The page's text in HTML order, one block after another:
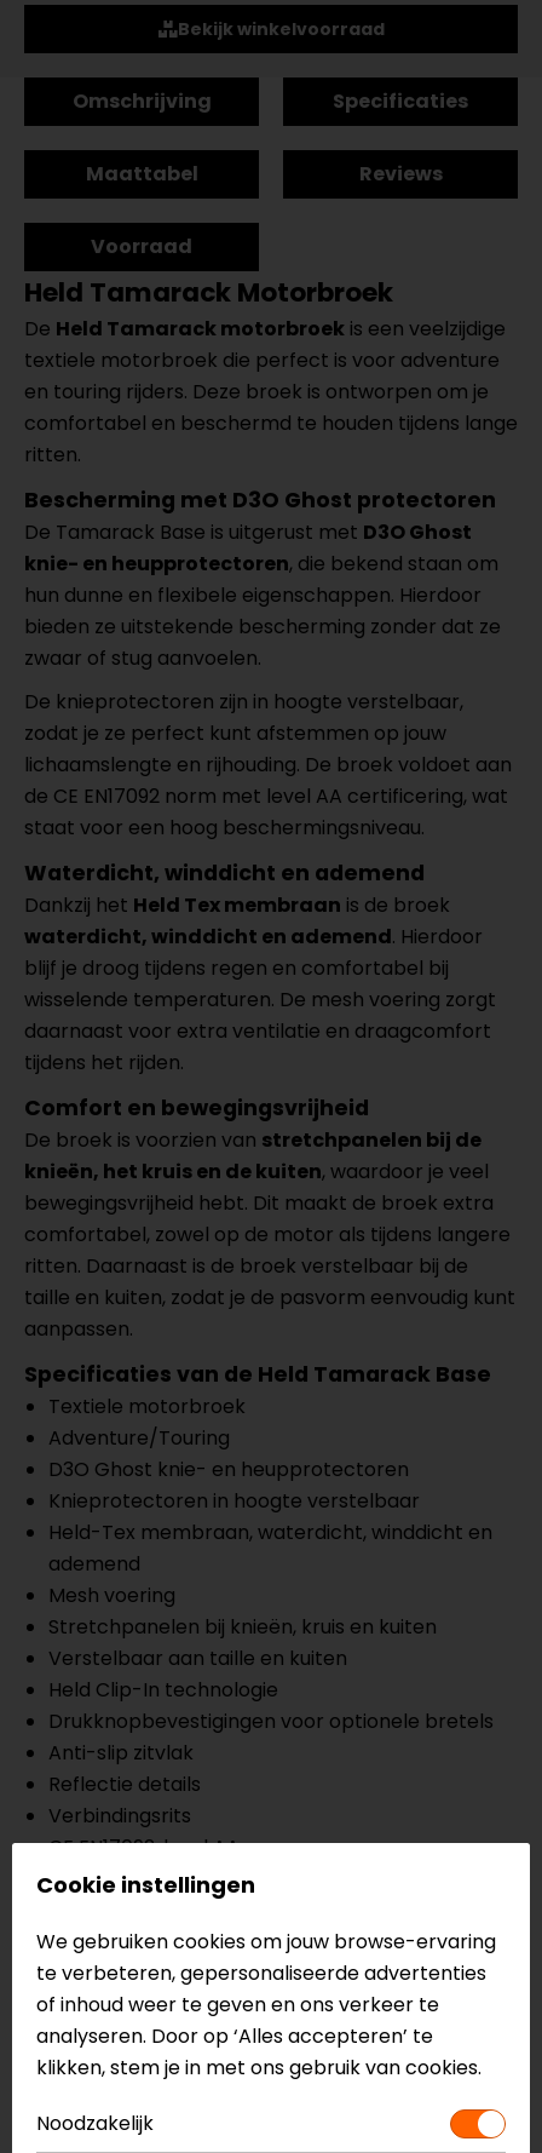
Bekijk winkelvoorraad
Omschrijving Specificaties
Maattabel Reviews
Voorraad
Held Tamarack Motorbroek
De Held Tamarack motorbroek is een veelzijdige
textiele motorbroek die perfect is voor adventure
en touring rijders. Deze broek is ontworpen om je
comfortabel en beschermd te houden tijdens lange
ritten.
Bescherming met D3O Ghost protectoren
De Tamarack Base is uitgerust met D3O Ghost
knie- en heupprotectoren, die bekend staan om
hun dunne en flexibele eigenschappen. Hierdoor
bieden ze uitstekende bescherming zonder dat ze
zwaar of stug aanvoelen.
De knieprotectoren zijn in hoogte verstelbaar,
zodat je ze perfect kunt afstemmen op jouw
lichaamslengte en rijhouding. De broek voldoet aan
de CE EN17092 norm met level AA certificering, wat
staat voor een hoog beschermingsniveau.
Waterdicht, winddicht en ademend
Dankzij het Held Tex membraan is de broek
waterdicht, winddicht en ademend. Hierdoor
blijf je droog tijdens regen en comfortabel bij
wisselende temperaturen. De mesh voering zorgt
daarnaast voor extra ventilatie en draagcomfort
tijdens het rijden.
Comfort en bewegingsvrijheid
De broek is voorzien van stretchpanelen bij de
knieën, het kruis en de kuiten, waardoor je veel
bewegingsvrijheid hebt. Dit maakt de broek extra
comfortabel, zowel op de motor als tijdens langere
ritten. Daarnaast is de broek verstelbaar bij de
taille en kuiten, zodat je de pasvorm eenvoudig kunt
aanpassen.
Specificaties van de Held Tamarack Base
Textiele motorbroek
Adventure/Touring
D3O Ghost knie- en heupprotectoren
Knieprotectoren in hoogte verstelbaar
Held-Tex membraan, waterdicht, winddicht en
ademend
Mesh voering
Stretchpanelen bij knieën, kruis en kuiten
Verstelbaar aan taille en kuiten
Held Clip-In technologie
Drukknopbevestigingen voor optionele bretels
Anti-slip zitvlak
Reflectie details
Verbindingsrits
CE EN17092, level AA
Meer informatie nodig?
Neem dancontactmet ons op of kom langs in één
van onze winkelsin Breda, Capelle aan den IJssel,
Eindhoven, Vianen of Apeldoorn. In de winkels kun je
het product bekijken & passen en staan onze
verkoopmedewerkers voor je klaar met advies.
Bekijk onze andere
Cookie instellingen
We gebruiken cookies om jouw browse-ervaring
te verbeteren, gepersonaliseerde advertenties
of inhoud weer te geven en ons verkeer te
analyseren. Door op ‘Alles accepteren’ te
klikken, stem je in met ons gebruik van cookies.
Noodzakelijk